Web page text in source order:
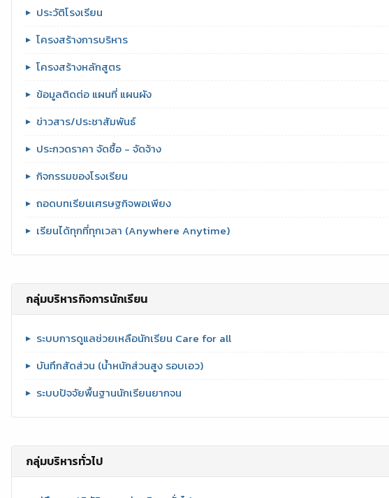
ประวัติโรงเรียน
โครงสร้างการบริหาร
โครงสร้างหลักสูตร
ข้อมูลติดต่อ แผนที่ แผนผัง
ข่าวสาร/ประชาสัมพันธ์
ประกวดราคา จัดซื้อ - จัดจ้าง
กิจกรรมของโรงเรียน
ถอดบทเรียนเศรษฐกิจพอเพียง
เรียนได้ทุกที่ทุกเวลา (Anywhere Anytime)
กลุ่มบริหารกิจการนักเรียน
ระบบการดูแลช่วยเหลือนักเรียน Care for all
บันทึกสัดส่วน (น้ำหนักส่วนสูง รอบเอว)
ระบบปัจจัยพื้นฐานนักเรียนยากจน
กลุ่มบริหารทั่วไป